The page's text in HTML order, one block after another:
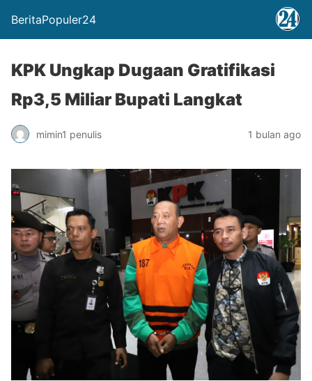
BeritaPopuler24
KPK Ungkap Dugaan Gratifikasi
Rp3,5 Miliar Bupati Langkat
mimin1 penulis 1 bulan ago